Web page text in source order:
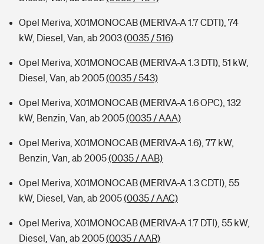
Sie haben Fragen?
Opel Meriva, X01MONOCAB (MERIVA-A 1.7 CDTI), 74
kW, Diesel, Van, ab 2003(0035 / 516)
Opel Meriva, X01MONOCAB (MERIVA-A 1.3 DTI), 51 kW,
Diesel, Van, ab 2005(0035 / 543)
Opel Meriva, X01MONOCAB (MERIVA-A 1.6 OPC), 132
kW, Benzin, Van, ab 2005(0035 / AAA)
Opel Meriva, X01MONOCAB (MERIVA-A 1.6), 77 kW,
Benzin, Van, ab 2005(0035 / AAB)
Opel Meriva, X01MONOCAB (MERIVA-A 1.3 CDTI), 55
kW, Diesel, Van, ab 2005(0035 / AAC)
Opel Meriva, X01MONOCAB (MERIVA-A 1.7 DTI), 55 kW,
Diesel, Van, ab 2005(0035 / AAR)